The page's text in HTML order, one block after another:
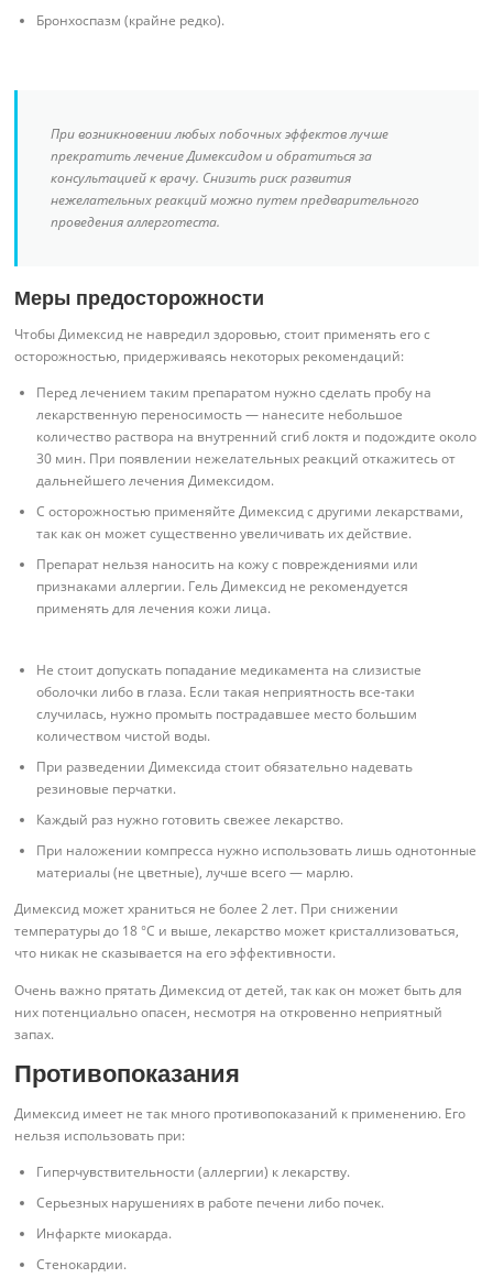
Бронхоспазм (крайне редко).
При возникновении любых побочных эффектов лучше
прекратить лечение Димексидом и обратиться за
консультацией к врачу. Снизить риск развития
нежелательных реакций можно путем предварительного
проведения аллерготеста.
Меры предосторожности
Чтобы Димексид не навредил здоровью, стоит применять его с
осторожностью, придерживаясь некоторых рекомендаций:
Перед лечением таким препаратом нужно сделать пробу на
лекарственную переносимость — нанесите небольшое
количество раствора на внутренний сгиб локтя и подождите около
30 мин. При появлении нежелательных реакций откажитесь от
дальнейшего лечения Димексидом.
С осторожностью применяйте Димексид с другими лекарствами,
так как он может существенно увеличивать их действие.
Препарат нельзя наносить на кожу с повреждениями или
признаками аллергии. Гель Димексид не рекомендуется
применять для лечения кожи лица.
Не стоит допускать попадание медикамента на слизистые
оболочки либо в глаза. Если такая неприятность все-таки
случилась, нужно промыть пострадавшее место большим
количеством чистой воды.
При разведении Димексида стоит обязательно надевать
резиновые перчатки.
Каждый раз нужно готовить свежее лекарство.
При наложении компресса нужно использовать лишь однотонные
материалы (не цветные), лучше всего — марлю.
Димексид может храниться не более 2 лет. При снижении
температуры до 18 °С и выше, лекарство может кристаллизоваться,
что никак не сказывается на его эффективности.
Очень важно прятать Димексид от детей, так как он может быть для
них потенциально опасен, несмотря на откровенно неприятный
запах.
Противопоказания
Димексид имеет не так много противопоказаний к применению. Его
нельзя использовать при:
Гиперчувствительности (аллергии) к лекарству.
Серьезных нарушениях в работе печени либо почек.
Инфаркте миокарда.
Стенокардии.